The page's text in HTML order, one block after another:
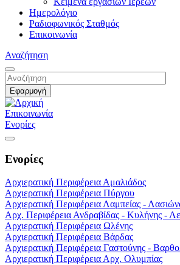
Ημερολόγιο
Ραδιοφωνικός Σταθμός
Επικοινωνία
Αναζήτηση
Επικοινωνία
Ενορίες
Ενορίες
Αρχιερατική Περιφέρεια Αμαλιάδος
Αρχιερατική Περιφέρεια Πύργου
Αρχιερατική Περιφέρεια Λαμπείας -
Αρχ. Περιφέρεια Ανδραβίδας - Κυλήνης -
Αρχιερατική Περιφέρεια Ωλένης
Αρχιερατική Περιφέρεια Βάρδας
Αρχιερατική Περιφέρεια Γαστούνης -
Αρχιερατική Περιφέρεια Αρχ. Ολυμπίας